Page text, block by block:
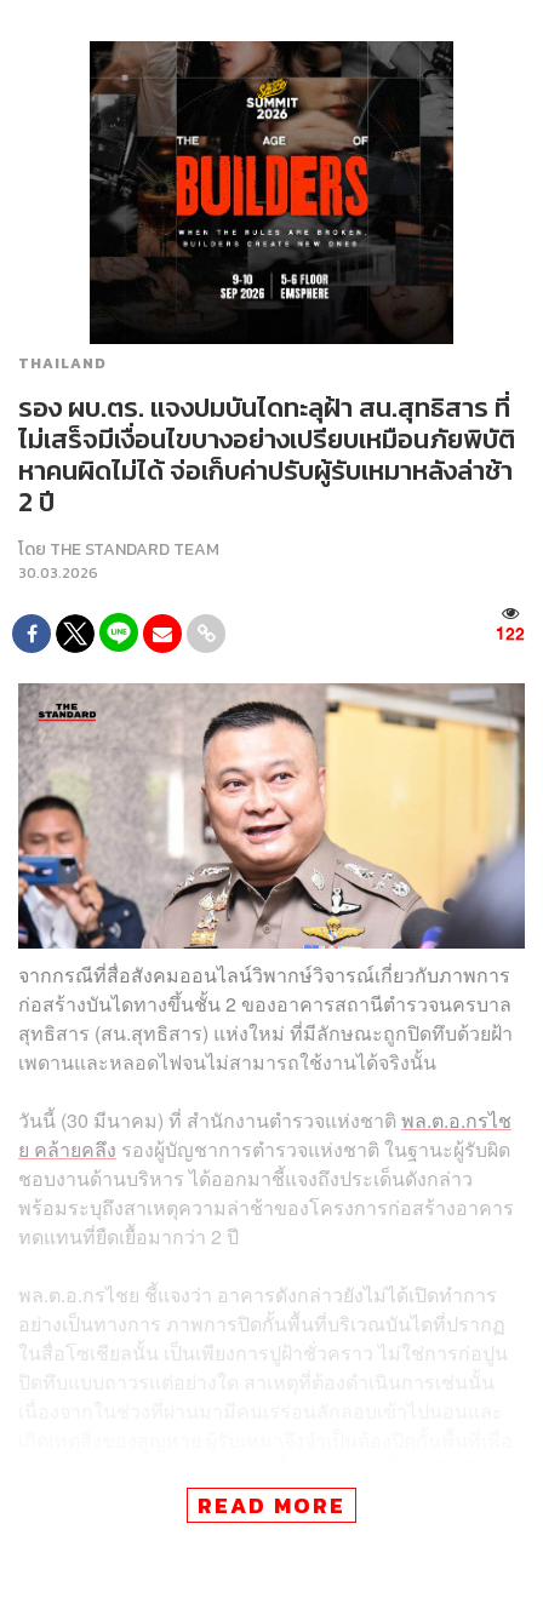
THAILAND
รอง ผบ.ตร. แจงปมบันไดทะลุฝ้า สน.สุทธิสาร ที่
ไม่เสร็จมีเงื่อนไขบางอย่างเปรียบเหมือนภัยพิบัติ
หาคนผิดไม่ได้ จ่อเก็บค่าปรับผู้รับเหมาหลังล่าช้า
2 ปี
โดย THE STANDARD TEAM
30.03.2026
122
จากกรณีที่สื่อสังคมออนไลน์วิพากษ์วิจารณ์เกี่ยวกับภาพการ
ก่อสร้างบันไดทางขึ้นชั้น 2 ของอาคารสถานีตำรวจนครบาล
สุทธิสาร (สน.สุทธิสาร) แห่งใหม่ ที่มีลักษณะถูกปิดทึบด้วยฝ้า
เพดานและหลอดไฟจนไม่สามารถใช้งานได้จริงนั้น
วันนี้ (30 มีนาคม) ที่ สำนักงานตำรวจแห่งชาติ พล.ต.อ.กรไช
ย คล้ายคลึง รองผู้บัญชาการตำรวจแห่งชาติ ในฐานะผู้รับผิด
ชอบงานด้านบริหาร ได้ออกมาชี้แจงถึงประเด็นดังกล่าว
พร้อมระบุถึงสาเหตุความล่าช้าของโครงการก่อสร้างอาคาร
ทดแทนที่ยืดเยื้อมากว่า 2 ปี
พล.ต.อ.กรไชย ชี้แจงว่า อาคารดังกล่าวยังไม่ได้เปิดทำการ
อย่างเป็นทางการ ภาพการปิดกั้นพื้นที่บริเวณบันไดที่ปรากฏ
ในสื่อโซเชียลนั้น เป็นเพียงการปูฝ้าชั่วคราว ไม่ใช่การก่อปูน
ปิดทึบแบบถาวรแต่อย่างใด สาเหตุที่ต้องดำเนินการเช่นนั้น
READ MORE